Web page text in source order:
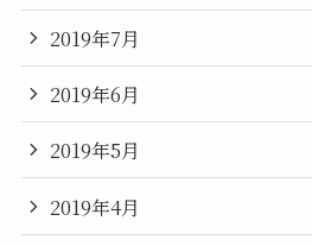
2019年7月
2019年6月
2019年5月
2019年4月